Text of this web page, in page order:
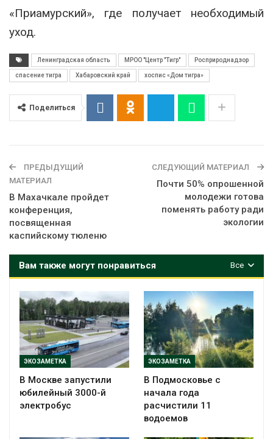
«Приамурский», где получает необходимый
уход.
Ленинградская область МРОО "Центр "Тигр" Росприроднадзор
спасение тигра Хабаровский край хоспис «Дом тигра»
Поделиться
ПРЕДЫДУЩИЙ
МАТЕРИАЛ
В Махачкале пройдет
конференция,
посвященная
каспийскому тюленю
СЛЕДУЮЩИЙ МАТЕРИАЛ
Почти 50% опрошенной
молодежи готова
поменять работу ради
экологии
Все
Вам также могут понравиться
ЭКОЗАМЕТКА
В Москве запустили
юбилейный 3000-й
электробус
ЭКОЗАМЕТКА
В Подмосковье с
начала года
расчистили 11
водоемов